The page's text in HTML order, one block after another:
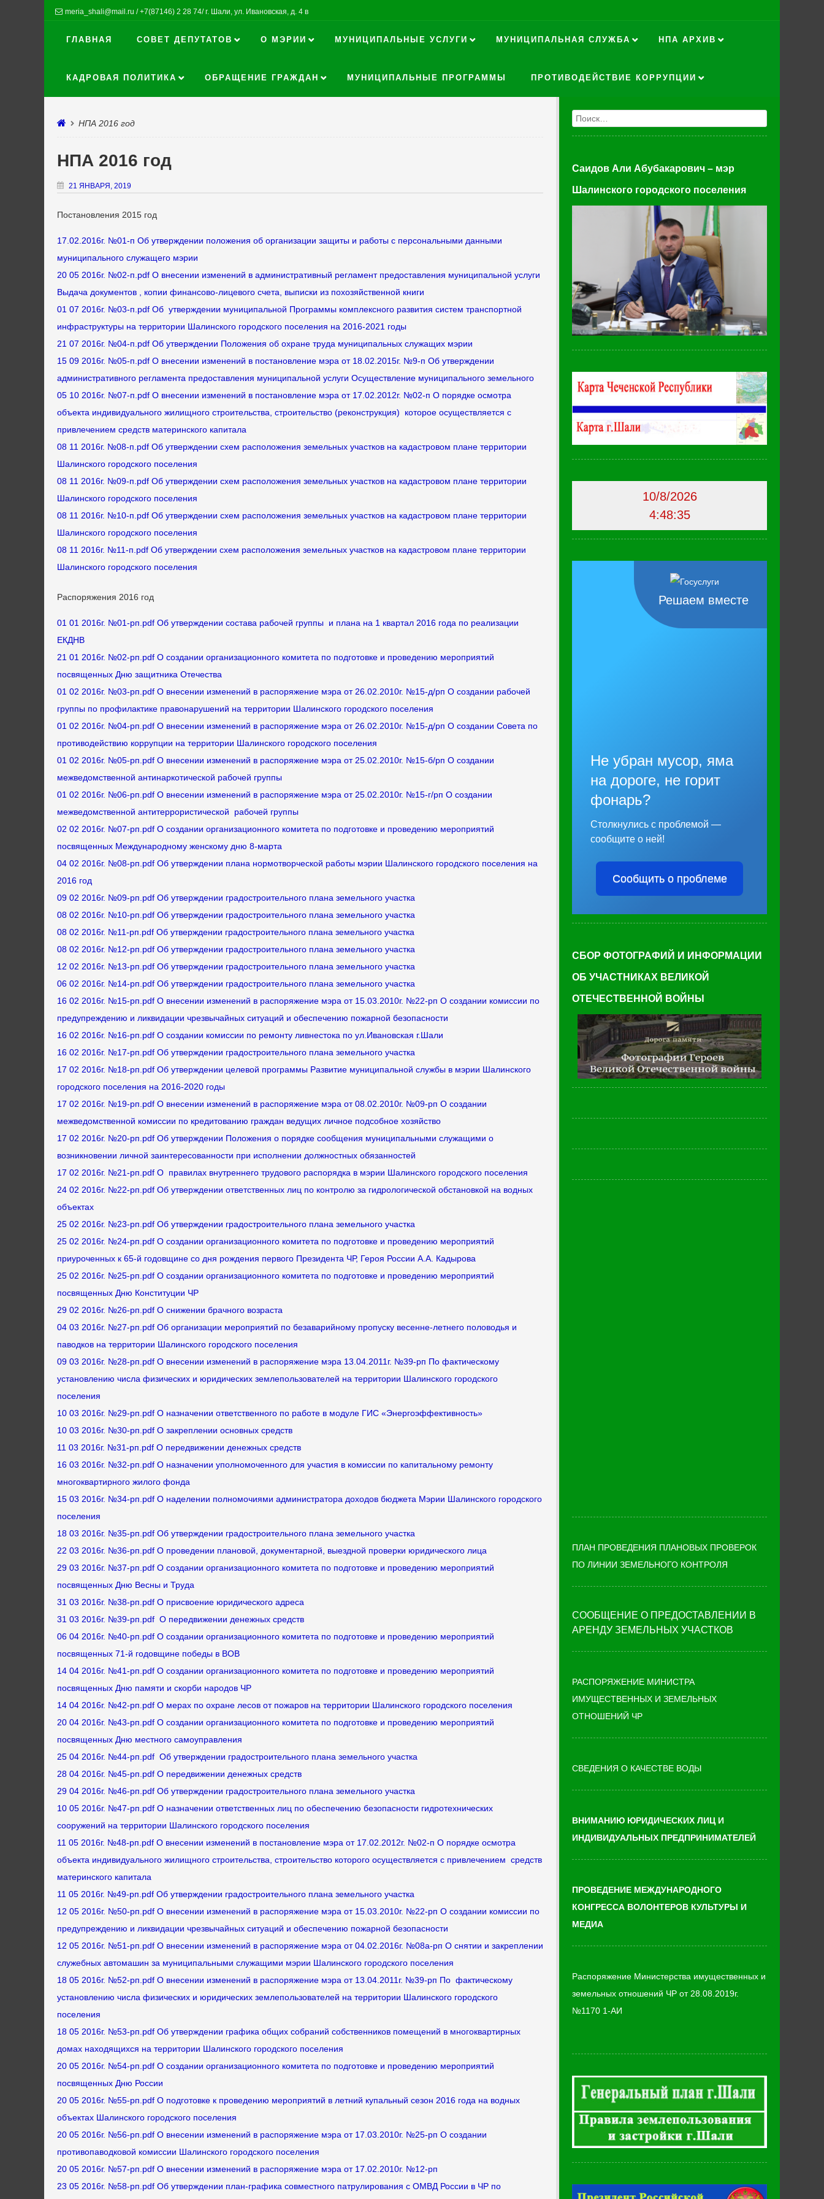
meria_shali@mail.ru / +7(87146) 2 28 74/ г. Шали, ул. Ивановская, д. 4 в
ГЛАВНАЯ СОВЕТ ДЕПУТАТОВ О МЭРИИ МУНИЦИПАЛЬНЫЕ УСЛУГИ МУНИЦИПАЛЬНАЯ СЛУЖБА НПА АРХИВ
КАДРОВАЯ ПОЛИТИКА ОБРАЩЕНИЕ ГРАЖДАН МУНИЦИПАЛЬНЫЕ ПРОГРАММЫ ПРОТИВОДЕЙСТВИЕ КОРРУПЦИИ
НПА 2016 год
НПА 2016 год
21 ЯНВАРЯ, 2019
Постановления 2015 год
17.02.2016г. №01-п Об утверждении положения об организации защиты и работы с персональными данными
муниципального служащего мэрии
20 05 2016г. №02-п.pdf О внесении изменений в административный регламент предоставления муниципальной услуги
Выдача документов , копии финансово-лицевого счета, выписки из похозяйственной книги
01 07 2016г. №03-п.pdf Об утверждении муниципальной Программы комплексного развития систем транспортной
инфраструктуры на территории Шалинского городского поселения на 2016-2021 годы
21 07 2016г. №04-п.pdf Об утверждении Положения об охране труда муниципальных служащих мэрии
15 09 2016г. №05-п.pdf О внесении изменений в постановление мэра от 18.02.2015г. №9-п Об утверждении
административного регламента предоставления муниципальной услуги Осуществление муниципального земельного
05 10 2016г. №07-п.pdf О внесении изменений в постановление мэра от 17.02.2012г. №02-п О порядке осмотра
объекта индивидуального жилищного строительства, строительство (реконструкция) которое осуществляется с
привлечением средств материнского капитала
08 11 2016г. №08-п.pdf Об утверждении схем расположения земельных участков на кадастровом плане территории
Шалинского городского поселения
08 11 2016г. №09-п.pdf Об утверждении схем расположения земельных участков на кадастровом плане территории
Шалинского городского поселения
08 11 2016г. №10-п.pdf Об утверждении схем расположения земельных участков на кадастровом плане территории
Шалинского городского поселения
08 11 2016г. №11-п.pdf Об утверждении схем расположения земельных участков на кадастровом плане территории
Шалинского городского поселения
Распоряжения 2016 год
01 01 2016г. №01-рп.pdf Об утверждении состава рабочей группы и плана на 1 квартал 2016 года по реализации
ЕКДНВ
21 01 2016г. №02-рп.pdf О создании организационного комитета по подготовке и проведению мероприятий
посвященных Дню защитника Отечества
01 02 2016г. №03-рп.pdf О внесении изменений в распоряжение мэра от 26.02.2010г. №15-д/рп О создании рабочей
группы по профилактике правонарушений на территории Шалинского городского поселения
01 02 2016г. №04-рп.pdf О внесении изменений в распоряжение мэра от 26.02.2010г. №15-д/рп О создании Совета по
противодействию коррупции на территории Шалинского городского поселения
01 02 2016г. №05-рп.pdf О внесении изменений в распоряжение мэра от 25.02.2010г. №15-б/рп О создании
межведомственной антинаркотической рабочей группы
01 02 2016г. №06-рп.pdf О внесении изменений в распоряжение мэра от 25.02.2010г. №15-г/рп О создании
межведомственной антитеррористической рабочей группы
02 02 2016г. №07-рп.pdf О создании организационного комитета по подготовке и проведению мероприятий
посвященных Международному женскому дню 8-марта
04 02 2016г. №08-рп.pdf Об утверждении плана нормотворческой работы мэрии Шалинского городского поселения на
2016 год
09 02 2016г. №09-рп.pdf Об утверждении градостроительного плана земельного участка
08 02 2016г. №10-рп.pdf Об утверждении градостроительного плана земельного участка
08 02 2016г. №11-рп.pdf Об утверждении градостроительного плана земельного участка
08 02 2016г. №12-рп.pdf Об утверждении градостроительного плана земельного участка
12 02 2016г. №13-рп.pdf Об утверждении градостроительного плана земельного участка
06 02 2016г. №14-рп.pdf Об утверждении градостроительного плана земельного участка
16 02 2016г. №15-рп.pdf О внесении изменений в распоряжение мэра от 15.03.2010г. №22-рп О создании комиссии по
предупреждению и ликвидации чрезвычайных ситуаций и обеспечению пожарной безопасности
16 02 2016г. №16-рп.pdf О создании комиссии по ремонту ливнестока по ул.Ивановская г.Шали
16 02 2016г. №17-рп.pdf Об утверждении градостроительного плана земельного участка
17 02 2016г. №18-рп.pdf Об утверждении целевой программы Развитие муниципальной службы в мэрии Шалинского
городского поселения на 2016-2020 годы
17 02 2016г. №19-рп.pdf О внесении изменений в распоряжение мэра от 08.02.2010г. №09-рп О создании
межведомственной комиссии по кредитованию граждан ведущих личное подсобное хозяйство
17 02 2016г. №20-рп.pdf Об утверждении Положения о порядке сообщения муниципальными служащими о
возникновении личной заинтересованности при исполнении должностных обязанностей
17 02 2016г. №21-рп.pdf О правилах внутреннего трудового распорядка в мэрии Шалинского городского поселения
24 02 2016г. №22-рп.pdf Об утверждении ответственных лиц по контролю за гидрологической обстановкой на водных
объектах
25 02 2016г. №23-рп.pdf Об утверждении градостроительного плана земельного участка
25 02 2016г. №24-рп.pdf О создании организационного комитета по подготовке и проведению мероприятий
приуроченных к 65-й годовщине со дня рождения первого Президента ЧР, Героя России А.А. Кадырова
25 02 2016г. №25-рп.pdf О создании организационного комитета по подготовке и проведению мероприятий
посвященных Дню Конституции ЧР
29 02 2016г. №26-рп.pdf О снижении брачного возраста
04 03 2016г. №27-рп.pdf Об организации мероприятий по безаварийному пропуску весенне-летнего половодья и
паводков на территории Шалинского городского поселения
09 03 2016г. №28-рп.pdf О внесении изменений в распоряжение мэра 13.04.2011г. №39-рп По фактическому
установлению числа физических и юридических землепользователей на территории Шалинского городского
поселения
10 03 2016г. №29-рп.pdf О назначении ответственного по работе в модуле ГИС «Энергоэффективность»
10 03 2016г. №30-рп.pdf О закреплении основных средств
11 03 2016г. №31-рп.pdf О передвижении денежных средств
16 03 2016г. №32-рп.pdf О назначении уполномоченного для участия в комиссии по капитальному ремонту
многоквартирного жилого фонда
15 03 2016г. №34-рп.pdf О наделении полномочиями администратора доходов бюджета Мэрии Шалинского городского
поселения
18 03 2016г. №35-рп.pdf Об утверждении градостроительного плана земельного участка
22 03 2016г. №36-рп.pdf О проведении плановой, документарной, выездной проверки юридического лица
29 03 2016г. №37-рп.pdf О создании организационного комитета по подготовке и проведению мероприятий
посвященных Дню Весны и Труда
31 03 2016г. №38-рп.pdf О присвоение юридического адреса
31 03 2016г. №39-рп.pdf О передвижении денежных средств
06 04 2016г. №40-рп.pdf О создании организационного комитета по подготовке и проведению мероприятий
посвященных 71-й годовщине победы в ВОВ
14 04 2016г. №41-рп.pdf О создании организационного комитета по подготовке и проведению мероприятий
посвященных Дню памяти и скорби народов ЧР
14 04 2016г. №42-рп.pdf О мерах по охране лесов от пожаров на территории Шалинского городского поселения
20 04 2016г. №43-рп.pdf О создании организационного комитета по подготовке и проведению мероприятий
посвященных Дню местного самоуправления
25 04 2016г. №44-рп.pdf Об утверждении градостроительного плана земельного участка
28 04 2016г. №45-рп.pdf О передвижении денежных средств
29 04 2016г. №46-рп.pdf Об утверждении градостроительного плана земельного участка
10 05 2016г. №47-рп.pdf О назначении ответственных лиц по обеспечению безопасности гидротехнических
сооружений на территории Шалинского городского поселения
11 05 2016г. №48-рп.pdf О внесении изменений в постановление мэра от 17.02.2012г. №02-п О порядке осмотра
объекта индивидуального жилищного строительства, строительство которого осуществляется с привлечением средств
материнского капитала
11 05 2016г. №49-рп.pdf Об утверждении градостроительного плана земельного участка
12 05 2016г. №50-рп.pdf О внесении изменений в распоряжение мэра от 15.03.2010г. №22-рп О создании комиссии по
предупреждению и ликвидации чрезвычайных ситуаций и обеспечению пожарной безопасности
12 05 2016г. №51-рп.pdf О внесении изменений в распоряжение мэра от 04.02.2016г. №08а-рп О снятии и закреплении
служебных автомашин за муниципальными служащими мэрии Шалинского городского поселения
18 05 2016г. №52-рп.pdf О внесении изменений в распоряжение мэра от 13.04.2011г. №39-рп По фактическому
установлению числа физических и юридических землепользователей на территории Шалинского городского
поселения
18 05 2016г. №53-рп.pdf Об утверждении графика общих собраний собственников помещений в многоквартирных
домах находящихся на территории Шалинского городского поселения
20 05 2016г. №54-рп.pdf О создании организационного комитета по подготовке и проведению мероприятий
посвященных Дню России
20 05 2016г. №55-рп.pdf О подготовке к проведению мероприятий в летний купальный сезон 2016 года на водных
объектах Шалинского городского поселения
20 05 2016г. №56-рп.pdf О внесении изменений в распоряжение мэра от 17.03.2010г. №25-рп О создании
противопаводковой комиссии Шалинского городского поселения
20 05 2016г. №57-рп.pdf О внесении изменений в распоряжение мэра от 17.02.2010г. №12-рп
23 05 2016г. №58-рп.pdf Об утверждении план-графика совместного патрулирования с ОМВД России в ЧР по
Поиск
Саидов Али Абубакарович – мэр
Шалинского городского поселения
10/8/2026
4:48:36
Решаем вместе
Не убран мусор, яма
на дороге, не горит
фонарь?
Столкнулись с проблемой —
сообщите о ней!
Сообщить о проблеме
СБОР ФОТОГРАФИЙ И ИНФОРМАЦИИ
ОБ УЧАСТНИКАХ ВЕЛИКОЙ
ОТЕЧЕСТВЕННОЙ ВОЙНЫ
ПЛАН ПРОВЕДЕНИЯ ПЛАНОВЫХ ПРОВЕРОК
ПО ЛИНИИ ЗЕМЕЛЬНОГО КОНТРОЛЯ
СООБЩЕНИЕ О ПРЕДОСТАВЛЕНИИ В
АРЕНДУ ЗЕМЕЛЬНЫХ УЧАСТКОВ
РАСПОРЯЖЕНИЕ МИНИСТРА
ИМУЩЕСТВЕННЫХ И ЗЕМЕЛЬНЫХ
ОТНОШЕНИЙ ЧР
СВЕДЕНИЯ О КАЧЕСТВЕ ВОДЫ
ВНИМАНИЮ ЮРИДИЧЕСКИХ ЛИЦ И
ИНДИВИДУАЛЬНЫХ ПРЕДПРИНИМАТЕЛЕЙ
ПРОВЕДЕНИЕ МЕЖДУНАРОДНОГО
КОНГРЕССА ВОЛОНТЕРОВ КУЛЬТУРЫ И
МЕДИА
Распоряжение Министерства имущественных и
земельных отношений ЧР от 28.08.2019г.
№1170 1-АИ